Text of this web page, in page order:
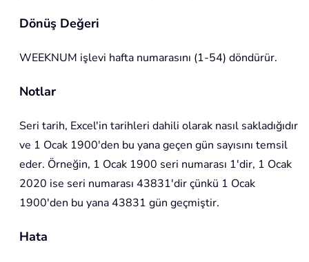
Dönüş Değeri
WEEKNUM işlevi hafta numarasını (1-54) döndürür.
Notlar
Seri tarih, Excel'in tarihleri dahili olarak nasıl sakladığıdır
ve 1 Ocak 1900'den bu yana geçen gün sayısını temsil
eder. Örneğin, 1 Ocak 1900 seri numarası 1'dir, 1 Ocak
2020 ise seri numarası 43831'dir çünkü 1 Ocak
1900'den bu yana 43831 gün geçmiştir.
Hata